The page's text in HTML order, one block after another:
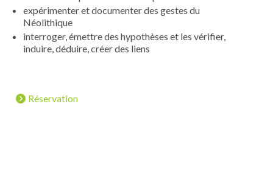
expérimenter et documenter des gestes du
Néolithique
interroger, émettre des hypothèses et les vérifier,
induire, déduire, créer des liens
Réservation